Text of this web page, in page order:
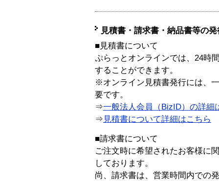
見積書・請求書・納品書等の
■見積書について
ぷらっとオンラインでは、24時
することができます。
※オンライン見積書発行には、
要です。
⇒一般法人会員（BizID）の詳細
⇒ 見積書について詳細はこちら
■請求書について
ご注文時に希望されたお客様に
しております。
尚、請求書は、営業時間内での